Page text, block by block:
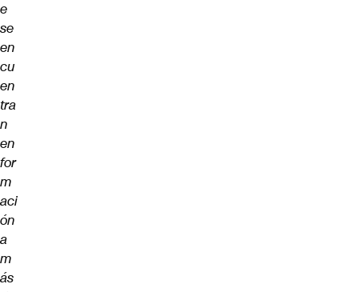
e
se
en
cu
en
tra
n
en
for
m
aci
ón
a
m
ás